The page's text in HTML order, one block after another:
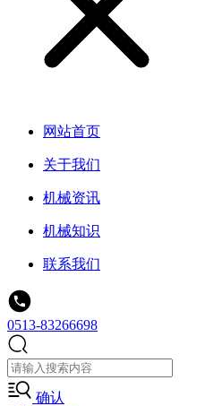
网站首页
关于我们
机械资讯
机械知识
联系我们
0513-83266698
确认